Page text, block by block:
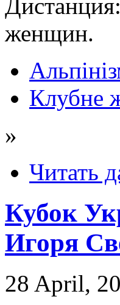
женщин.
Клубне
»
Читать
Кубок
Игоря
28 April,